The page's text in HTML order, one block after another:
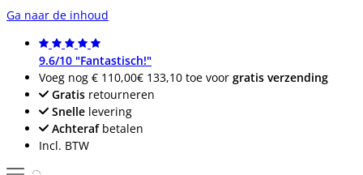
Ga naar de inhoud
9.6/10 "Fantastisch!"
Voeg nog € 110,00€ 133,10 toe voor gratis verzending
Gratis retourneren
Snelle levering
Achterafbetalen
Incl. BTW